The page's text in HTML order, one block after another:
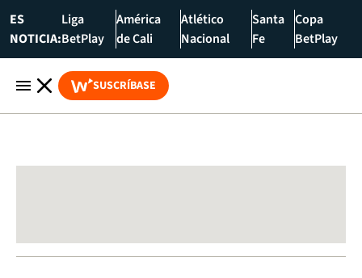
ES
NOTICIA:
Liga
BetPlay
América
de Cali
Atlético
Nacional
Santa
Fe
Copa
BetPlay
SUSCRÍBASE